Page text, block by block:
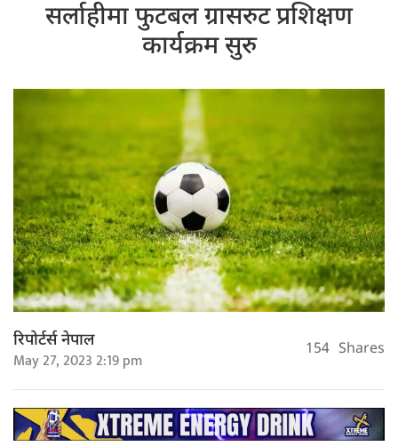
सर्लाहीमा फुटबल ग्रासरुट प्रशिक्षण
कार्यक्रम सुरु
रिपोर्टर्स नेपाल
May 27, 2023 2:19 pm 154 Shares